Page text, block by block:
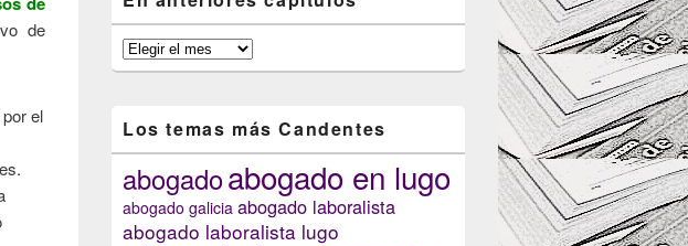
de
el
En
anteriores
Los temas más Candentes
abogadoabogado en lugo
abogado galicia abogado laboralista
abogado laboralista lugo